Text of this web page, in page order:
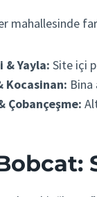
mahallesinde
& Yayla: Site içi
Kocasinan:
Çobançeşme: